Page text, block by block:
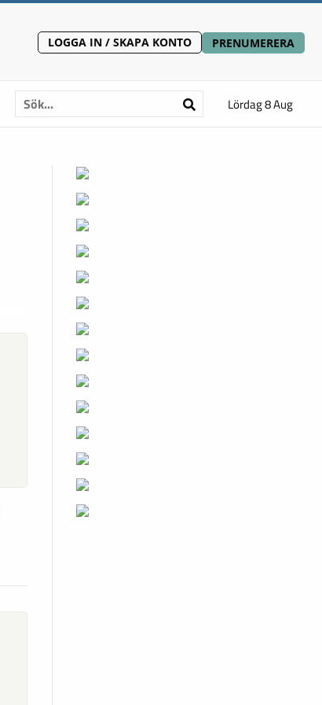
LOGGA IN / SKAPA KONTO PRENUMERERA
Lördag 8 Aug